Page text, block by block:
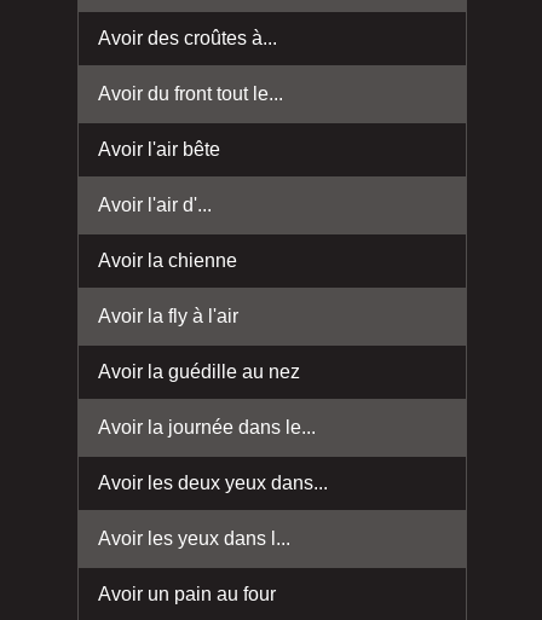
Avoir des croûtes à...
Avoir du front tout le...
Avoir l'air bête
Avoir l'air d'...
Avoir la chienne
Avoir la fly à l'air
Avoir la guédille au nez
Avoir la journée dans le...
Avoir les deux yeux dans...
Avoir les yeux dans l...
Avoir un pain au four